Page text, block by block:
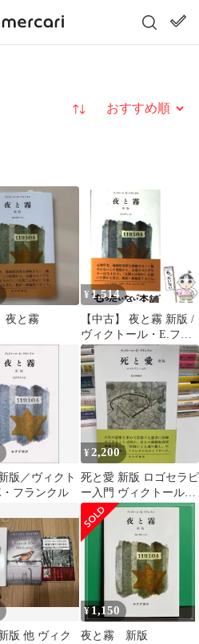
並び替え
夜と霧
¥1,514
【中古】 夜と霧 新版 /
ヴィクトール・E.フラ
ンクル、池田香代子 /
みすず書房
版／ヴィクト
フランクル
¥2,200
死と愛 新版 ロゴセラピ
ー入門 ヴィクトール・
E・フランクル
版 他 ヴィク
¥ 1,150
夜と霧 新版